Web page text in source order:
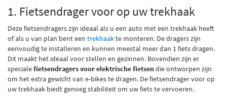
1. Fietsendrager voor op uw trekhaak
Deze fietsendragers zijn ideaal als u een auto met een trekhaak heeft
of als u van plan bent een trekhaakte monteren. De dragers zijn
eenvoudig te installeren en kunnen meestal meer dan 1 fiets dragen.
Dit maakt het ideaal voor stellen en gezinnen. Bovendien zijn er
specialefietsendragers voor elektrische fietsendie ontworpen zijn
om het extra gewicht van e-bikes te dragen. De fietsendrager voor op
uw trekhaak biedt genoeg stabiliteit om uw fiets te vervoeren.